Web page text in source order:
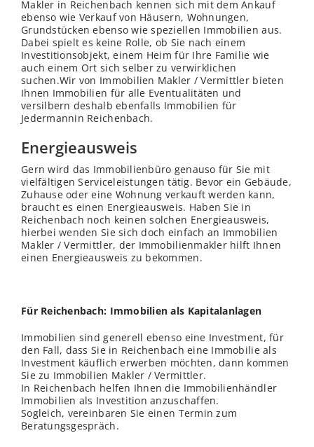
Makler in Reichenbach kennen sich mit dem Ankauf
ebenso wie Verkauf von Häusern, Wohnungen,
Grundstücken ebenso wie speziellen Immobilien aus.
Dabei spielt es keine Rolle, ob Sie nach einem
Investitionsobjekt, einem Heim für Ihre Familie wie
auch einem Ort sich selber zu verwirklichen
suchen.Wir von Immobilien Makler / Vermittler bieten
Ihnen Immobilien für alle Eventualitäten und
versilbern deshalb ebenfalls Immobilien für
Jedermannin Reichenbach.
Energieausweis
Gern wird das Immobilienbüro genauso für Sie mit
vielfältigen Serviceleistungen tätig. Bevor ein Gebäude,
Zuhause oder eine Wohnung verkauft werden kann,
braucht es einen Energieausweis. Haben Sie in
Reichenbach noch keinen solchen Energieausweis,
hierbeiwenden Sie sich doch einfach an Immobilien
Makler / Vermittler, der Immobilienmakler hilft Ihnen
einen Energieausweis zu bekommen.
Für Reichenbach: Immobilien als Kapitalanlagen
Immobilien sind generell ebenso eine Investment, für
den Fall, dass Sie in Reichenbach eine Immobilie als
Investment käuflich erwerben möchten, dann kommen
Sie zu Immobilien Makler / Vermittler.
In Reichenbach helfen Ihnen die Immobilienhändler
Immobilien als Investition anzuschaffen.
Sogleich, vereinbaren Sie einen Termin zum
Beratungsgespräch.